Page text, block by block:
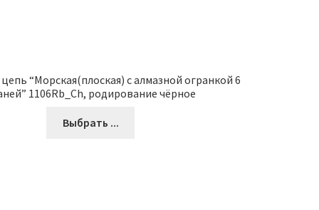
“Морская(плоская) с алмазной огранкой 6
1106Rb_Ch, родирование чёрное
Выбрать ...